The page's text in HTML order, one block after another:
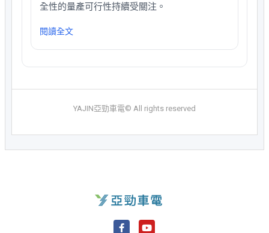
全性的量產可行性持續受關注。
閱讀全文
YAJIN亞勁車電© All rights reserved